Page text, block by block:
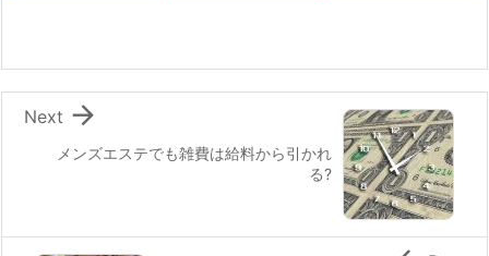
メンズエステでも雑費は給料から引かれ
る?

Next